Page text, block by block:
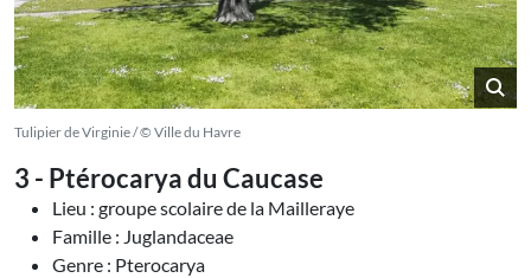
Tulipier de Virginie / © Ville du Havre
3 - Ptérocarya du Caucase
Lieu : groupe scolaire de la Mailleraye
Famille : Juglandaceae
Genre : Pterocarya